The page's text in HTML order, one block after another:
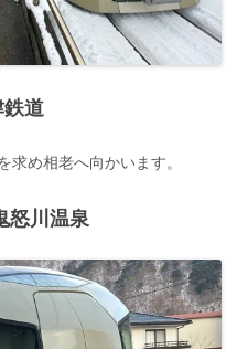
道
め相老へ向かいます。
川温泉